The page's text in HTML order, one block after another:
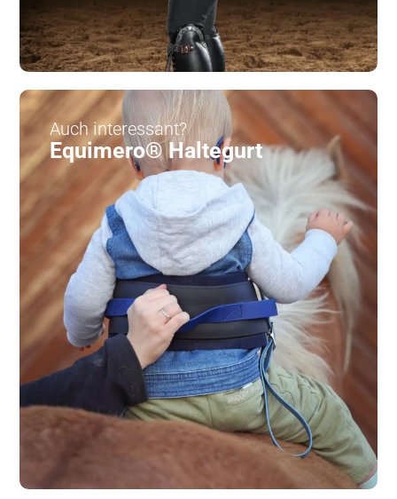
Auch interessant?
Equimero® Haltegurt